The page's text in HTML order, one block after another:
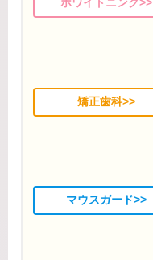
ホワイトニング>>
矯正歯科>>
マウスガード>>